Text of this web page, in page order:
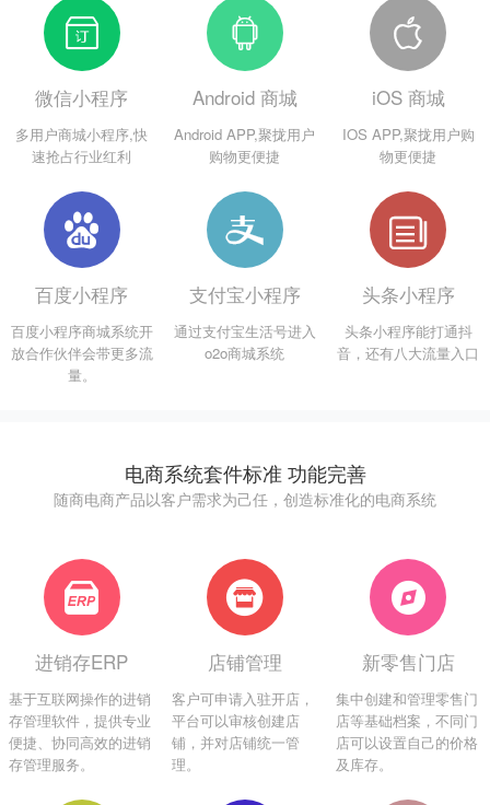
微信小程序
多用户商城小程序,快
速抢占行业红利
Android 商城
Android APP,聚拢用户
购物更便捷
iOS 商城
IOS APP,聚拢用户购
物更便捷
百度小程序
百度小程序商城系统开
放合作伙伴会带更多流
量。
支付宝小程序
通过支付宝生活号进入
o2o商城系统
头条小程序
头条小程序能打通抖
音，还有八大流量入口
电商系统套件标准 功能完善
随商电商产品以客户需求为己任，创造标准化的电商系统
进销存ERP
基于互联网操作的进销
存管理软件，提供专业
便捷、协同高效的进销
存管理服务。
店铺管理
客户可申请入驻开店，
平台可以审核创建店
铺，并对店铺统一管
理。
新零售门店
集中创建和管理零售门
店等基础档案，不同门
店可以设置自己的价格
及库存。